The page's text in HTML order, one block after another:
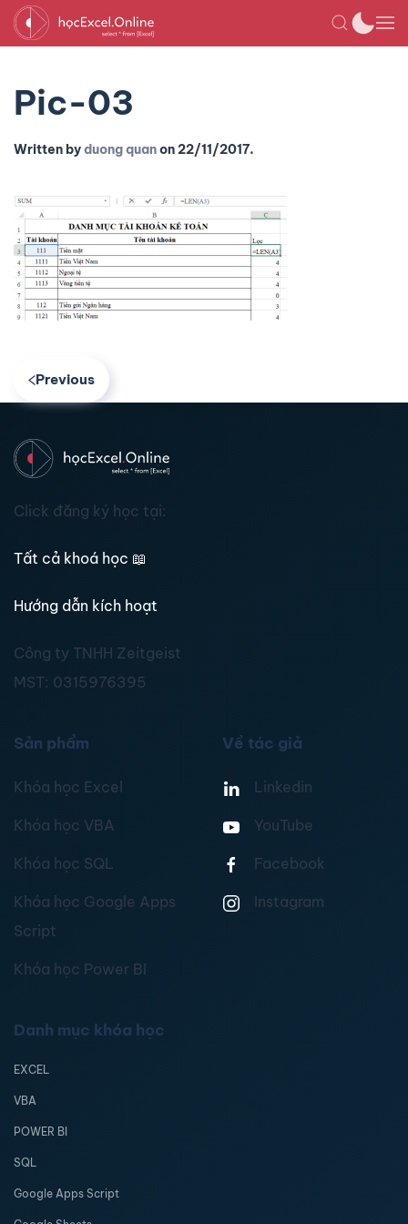
Pic-03
Written byduong quanon22/11/2017.
Previous
Click đăng ký học tại:
Tất cả khoá học 📖
Hướng dẫn kích hoạt
Công ty TNHH Zeitgeist
MST: 0315976395
Sản phẩm
Khóa học Excel
Khóa học VBA
Khóa học SQL
Khóa học Google Apps
Script
Khóa học Power BI
Về tác giả
Linkedin
YouTube
Facebook
Instagram
Danh mục khóa học
EXCEL
VBA
POWER BI
SQL
Google Apps Script